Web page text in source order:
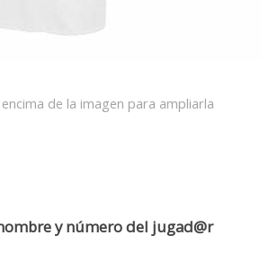
de la imagen para ampliarla
y número del jugad@r